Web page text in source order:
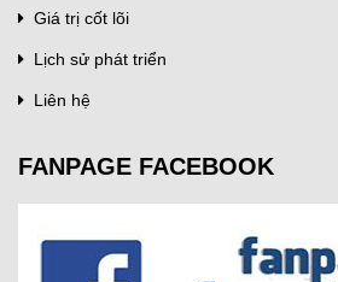
Giá trị cốt lõi
Lịch sử phát triển
Liên hệ
FANPAGE FACEBOOK